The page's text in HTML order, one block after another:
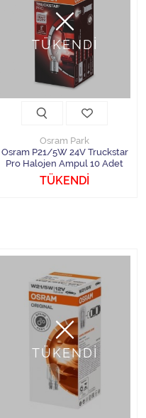
TÜKENDİ
Osram Park
Osram P21/5W 24V Truckstar
Pro Halojen Ampul 10 Adet
TÜKENDİ
TÜKENDİ